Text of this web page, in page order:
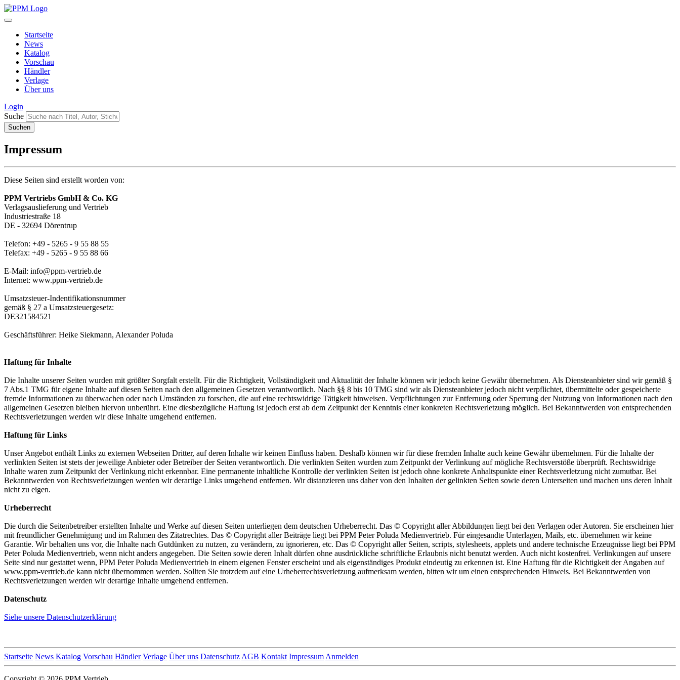
Startseite
News
Katalog
Vorschau
Händler
Verlage
Über uns
Login
Suche
Impressum
Diese Seiten sind erstellt worden von:
PPM Vertriebs GmbH & Co. KG
Verlagsauslieferung und Vertrieb
Industriestraße 18
DE - 32694 Dörentrup
Telefon: +49 - 5265 - 9 55 88 55
Telefax: +49 - 5265 - 9 55 88 66
E-Mail: info@ppm-vertrieb.de
Internet: www.ppm-vertrieb.de
Umsatzsteuer-Indentifikationsnummer
gemäß § 27 a Umsatzsteuergesetz:
DE321584521
Geschäftsführer: Heike Siekmann, Alexander Poluda
Haftung für Inhalte
Die Inhalte unserer Seiten wurden mit größter Sorgfalt erstellt. Für die Richtigkeit, Vollständigkeit und Aktualität der Inhalte können wir jedoch keine Gewähr übernehmen. Als Diensteanbieter sind wir gemäß §
7 Abs.1 TMG für eigene Inhalte auf diesen Seiten nach den allgemeinen Gesetzen verantwortlich. Nach §§ 8 bis 10 TMG sind wir als Diensteanbieter jedoch nicht verpflichtet, übermittelte oder gespeicherte
fremde Informationen zu überwachen oder nach Umständen zu forschen, die auf eine rechtswidrige Tätigkeit hinweisen. Verpflichtungen zur Entfernung oder Sperrung der Nutzung von Informationen nach den
allgemeinen Gesetzen bleiben hiervon unberührt. Eine diesbezügliche Haftung ist jedoch erst ab dem Zeitpunkt der Kenntnis einer konkreten Rechtsverletzung möglich. Bei Bekanntwerden von entsprechenden
Rechtsverletzungen werden wir diese Inhalte umgehend entfernen.
Haftung für Links
Unser Angebot enthält Links zu externen Webseiten Dritter, auf deren Inhalte wir keinen Einfluss haben. Deshalb können wir für diese fremden Inhalte auch keine Gewähr übernehmen. Für die Inhalte der
verlinkten Seiten ist stets der jeweilige Anbieter oder Betreiber der Seiten verantwortlich. Die verlinkten Seiten wurden zum Zeitpunkt der Verlinkung auf mögliche Rechtsverstöße überprüft. Rechtswidrige
Inhalte waren zum Zeitpunkt der Verlinkung nicht erkennbar. Eine permanente inhaltliche Kontrolle der verlinkten Seiten ist jedoch ohne konkrete Anhaltspunkte einer Rechtsverletzung nicht zumutbar. Bei
Bekanntwerden von Rechtsverletzungen werden wir derartige Links umgehend entfernen. Wir distanzieren uns daher von den Inhalten der gelinkten Seiten sowie deren Unterseiten und machen uns deren Inhalt
nicht zu eigen.
Urheberrecht
Die durch die Seitenbetreiber erstellten Inhalte und Werke auf diesen Seiten unterliegen dem deutschen Urheberrecht. Das © Copyright aller Abbildungen liegt bei den Verlagen oder Autoren. Sie erscheinen hier
mit freundlicher Genehmigung und im Rahmen des Zitatrechtes. Das © Copyright aller Beiträge liegt bei PPM Peter Poluda Medienvertrieb. Für eingesandte Unterlagen, Mails, etc. übernehmen wir keine
Garantie. Wir behalten uns vor, die Inhalte nach Gutdünken zu nutzen, zu verändern, zu ignorieren, etc. Das © Copyright aller Seiten, scripts, stylesheets, applets und andere technische Erzeugnisse liegt bei PPM
Peter Poluda Medienvertrieb, wenn nicht anders angegeben. Die Seiten sowie deren Inhalt dürfen ohne ausdrückliche schriftliche Erlaubnis nicht benutzt werden. Auch nicht kostenfrei. Verlinkungen auf unsere
Seite sind nur gestattet wenn, PPM Peter Poluda Medienvertrieb in einem eigenen Fenster erscheint und als eigenständiges Produkt eindeutig zu erkennen ist. Eine Haftung für die Richtigkeit der Angaben auf
www.ppm-vertrieb.de kann nicht übernommen werden. Sollten Sie trotzdem auf eine Urheberrechtsverletzung aufmerksam werden, bitten wir um einen entsprechenden Hinweis. Bei Bekanntwerden von
Rechtsverletzungen werden wir derartige Inhalte umgehend entfernen.
Datenschutz
Siehe unsere Datenschutzerklärung
Startseite News Katalog Vorschau Händler Verlage Über uns Datenschutz AGB Kontakt Impressum Anmelden